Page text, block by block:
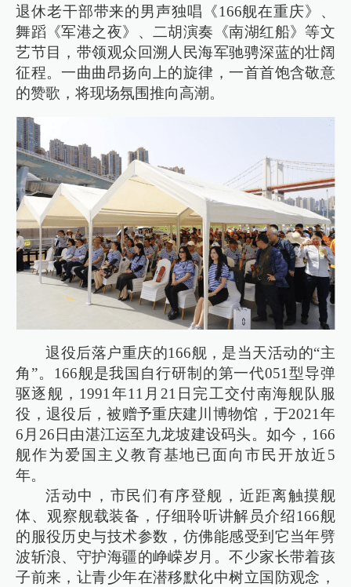
退休老干部带来的男声独唱《166舰在重庆》、
舞蹈《军港之夜》、二胡演奏《南湖红船》等文
艺节目，带领观众回溯人民海军驰骋深蓝的壮阔
征程。一曲曲昂扬向上的旋律，一首首饱含敬意
的赞歌，将现场氛围推向高潮。
退役后落户重庆的166舰，是当天活动的“主
角”。166舰是我国自行研制的第一代051型导弹
驱逐舰，1991年11月21日完工交付南海舰队服
役，退役后，被赠予重庆建川博物馆，于2021年
6月26日由湛江运至九龙坡建设码头。如今，166
舰作为爱国主义教育基地已面向市民开放近5
年。
活动中，市民们有序登舰，近距离触摸舰
体、观察舰载装备，仔细聆听讲解员介绍166舰
的服役历史与技术参数，仿佛能感受到它当年劈
波斩浪、守护海疆的峥嵘岁月。不少家长带着孩
子前来，让青少年在潜移默化中树立国防观念，